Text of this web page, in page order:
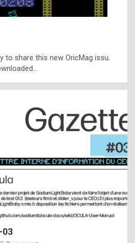
i
l
t
t
s
t
a
s
i
to share this new OricMag issu.
03